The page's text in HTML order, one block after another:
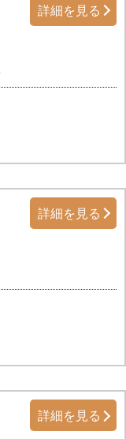
詳細を見る
詳細を見る
詳細を見る